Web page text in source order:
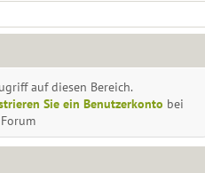
auf diesen Bereich.
Sie ein Benutzerkonto bei